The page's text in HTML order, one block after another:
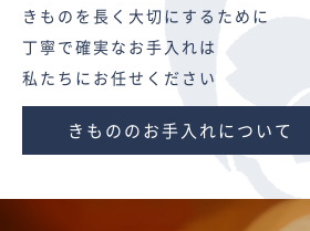
きものを長く大切にするために
丁寧で確実なお手入れは
私たちにお任せください
きもののお手入れについて